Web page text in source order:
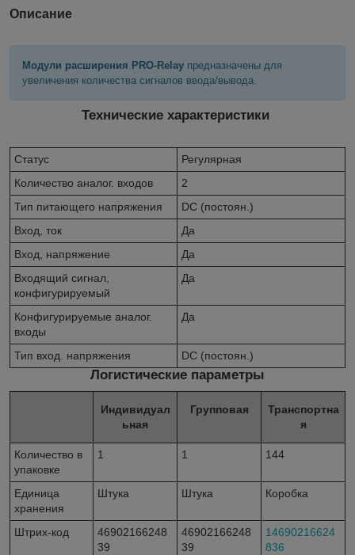
Описание
Модули расширения PRO-Relay предназначены для
увеличения количества сигналов ввода/вывода.
Технические характеристики
Статус
Регулярная
Количество аналог. входов
2
Тип питающего напряжения
DC (постоян.)
Вход, ток
Да
Вход, напряжение
Да
Входящий сигнал,
конфигурируемый
Да
Конфигурируемые аналог.
входы
Да
Тип вход. напряжения DC (постоян.)
Логистические параметры
Индивидуал
ьная
Групповая
Транспортна
я
Количество в
упаковке
1 1 144
Единица
хранения
Штука Штука Коробка
Штрих-код
46902166248
39
46902166248
39
14690216624
836